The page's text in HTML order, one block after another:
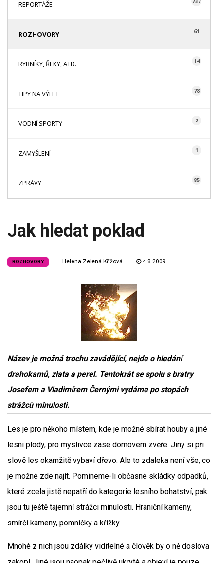
REPORTÁŽE
ROZHOVORY 61
RYBNÍKY, ŘEKY, ATD. 14
TIPY NA VÝLET 78
VODNÍ SPORTY 2
ZAMYŠLENÍ 1
ZPRÁVY 85
Jak hledat poklad
ROZHOVORY Helena Zelená Křížová 4.8.2009
Název je možná trochu zavádějící, nejde o hledání
drahokamů, zlata a perel. Tentokrát se spolu s bratry
Josefem a Vladimírem Černými vydáme po stopách
strážců minulosti.
Les je pro někoho místem, kde je možné sbírat houby a jiné
lesní plody, pro myslivce zase domovem zvěře. Jiný si při
slově les okamžitě vybaví dřevo. Ale to zdaleka není vše, co
je možné zde najít. Pomineme-li občasné skládky odpadků,
které zcela jistě nepatří do kategorie lesního bohatství, pak
jsou tu ještě tajemní strážci minulosti. Hraniční kameny,
smírčí kameny, pomníčky a křížky.
Mnohé z nich jsou zdálky viditelné a člověk by o ně doslova